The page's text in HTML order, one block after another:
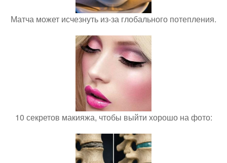
Матча может исчезнуть из-за глобального потепления.
10 секретов макияжа, чтобы выйти хорошо на фото: